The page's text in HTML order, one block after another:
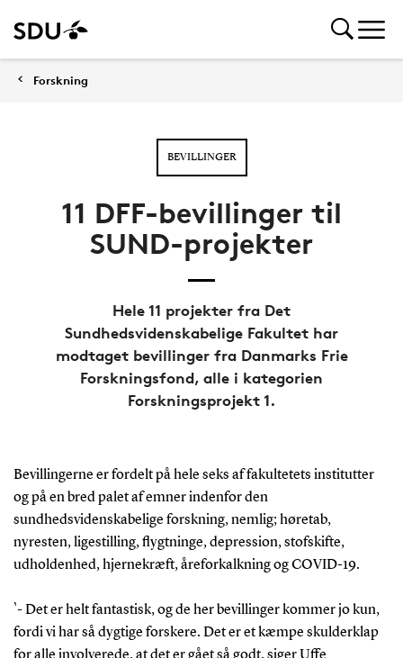
Forskning
BEVILLINGER
11 DFF-bevillinger til
SUND-projekter
Hele 11 projekter fra Det
Sundhedsvidenskabelige Fakultet har
modtaget bevillinger fra Danmarks Frie
Forskningsfond, alle i kategorien
Forskningsprojekt 1.
Bevillingerne er fordelt på hele seks af fakultetets institutter
og på en bred palet af emner indenfor den
sundhedsvidenskabelige forskning, nemlig; høretab,
nyresten, ligestilling, flygtninge, depression, stofskifte,
udholdenhed, hjernekræft, åreforkalkning og COVID-19.
`- Det er helt fantastisk, og de her bevillinger kommer jo kun,
fordi vi har så dygtige forskere. Det er et kæmpe skulderklap
for alle involverede, at det er gået så godt, siger Uffe